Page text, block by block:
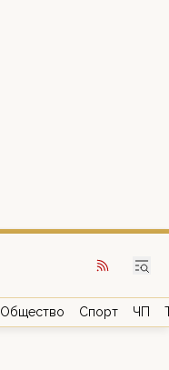
Общество Спорт ЧП